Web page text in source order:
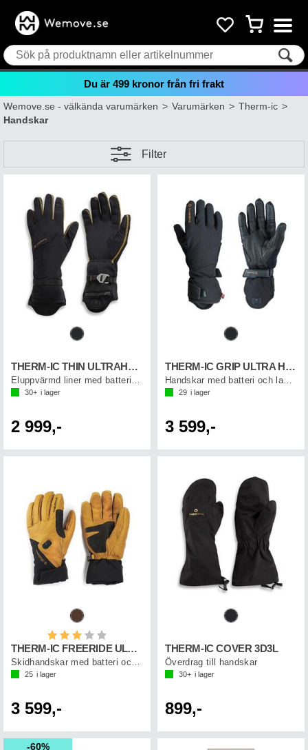
Du är 499 kronor från fri frakt
Wemove.se - välkända varumärken>Varumärken>Therm-ic>
Handskar
Filter
THERM-IC THIN ULTRAHEAT LINER
30+ i lager
2 999,-
THERM-IC GRIP ULTRA HEAT GLOVE
Handskar med batteri och laddkabel
29 i lager
3 599,-
Betyg:
THERM-IC FREERIDE ULTRA HEAT
25 i lager
3 599,-
THERM-IC COVER 3D3L
Överdrag till handskar
30+ i lager
899,-
60%